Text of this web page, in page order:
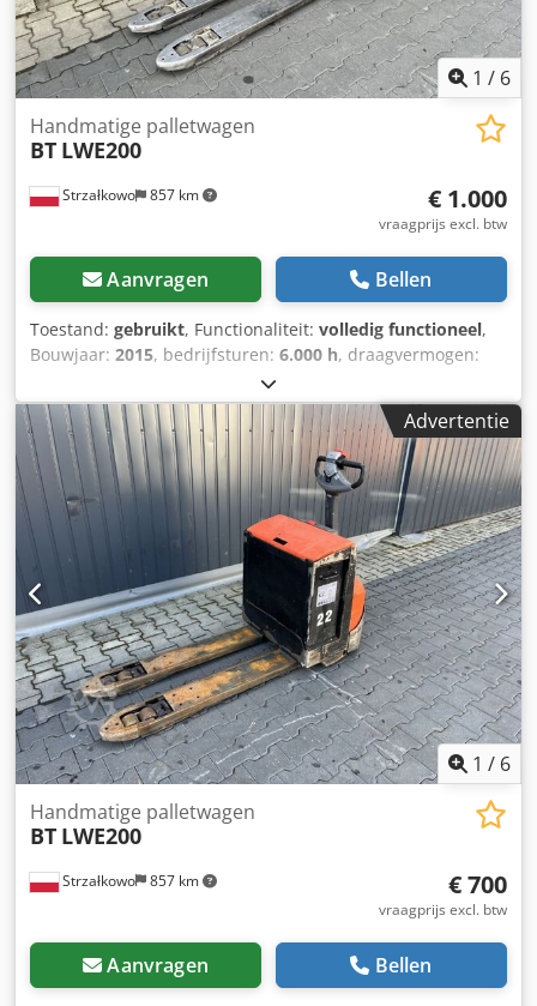
1 / 6
Strzałkowo 857 km
Handmatige palletwagen
BT LWE200
€ 1.000
vraagprijs excl. btw
Aanvragen Bellen
Toestand: gebruikt, Functionaliteit: volledig functioneel,
Bouwjaar: 2015, bedrijfsturen: 6.000 h, draagvermogen:
elektrisch
Lage heftruck Staat: Klaar voor gebruik en volledig
functioneel Technische staat: goed Cedpfx Agjy Iiv Domjrf
Batterijvoltage: 24V
Advertentie
1 / 6
Strzałkowo 857 km
Handmatige palletwagen
BT LWE200
€ 700
vraagprijs excl. btw
Aanvragen Bellen